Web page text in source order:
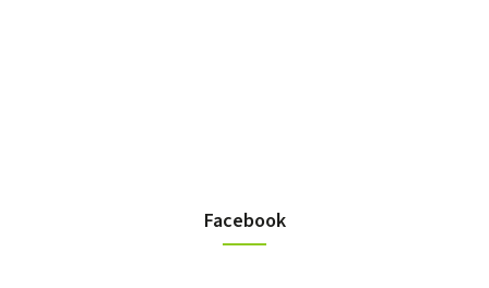
Facebook